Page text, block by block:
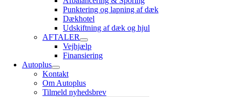
Punktering og lapning af dæk
Dækhotel
Udskiftning af dæk og hjul
AFTALER
Vejhjælp
Finansiering
Autoplus
Kontakt
Om Autoplus
Tilmeld nyhedsbrev